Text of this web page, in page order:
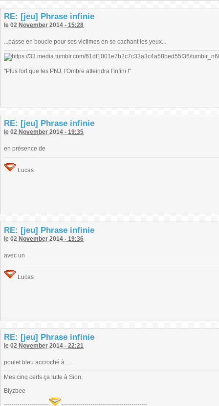
RE: [jeu] Phrase infinie
le 02 November 2014 - 15:28
...passe en boucle pour ses victimes en se cachant les yeux...
"Plus fort que les PNJ, l'Ombre atteindra l'infini !"
RE: [jeu] Phrase infinie
le 02 November 2014 - 19:35
en présence de
Lucas
RE: [jeu] Phrase infinie
le 02 November 2014 - 19:36
avec un
Lucas
RE: [jeu] Phrase infinie
le 02 November 2014 - 22:21
poulet bleu accroché à ....
Mes cinq cerfs ça lutte à Sion,
Blyzbee
-----------------------
--------------------------------------------